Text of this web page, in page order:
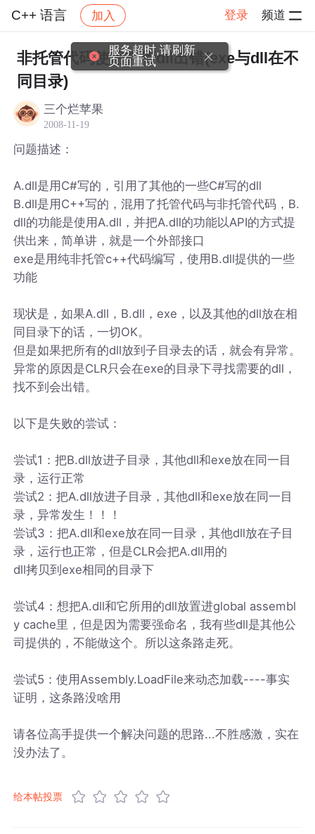
C++ 语言 加入 登录 频道
社区 C++ 语言 帖子详情
非托管代码使用托管dll出错(exe与dll在不
同目录)
三个烂苹果
2008-11-19
问题描述：
A.dll是用C#写的，引用了其他的一些C#写的dll
B.dll是用C++写的，混用了托管代码与非托管代码，B.
dll的功能是使用A.dll，并把A.dll的功能以API的方式提
供出来，简单讲，就是一个外部接口
exe是用纯非托管c++代码编写，使用B.dll提供的一些
功能
现状是，如果A.dll，B.dll，exe，以及其他的dll放在相
同目录下的话，一切OK。
但是如果把所有的dll放到子目录去的话，就会有异常。
异常的原因是CLR只会在exe的目录下寻找需要的dll，
找不到会出错。
以下是失败的尝试：
尝试1：把B.dll放进子目录，其他dll和exe放在同一目
录，运行正常
尝试2：把A.dll放进子目录，其他dll和exe放在同一目
录，异常发生！！！
尝试3：把A.dll和exe放在同一目录，其他dll放在子目
录，运行也正常，但是CLR会把A.dll用的
dll拷贝到exe相同的目录下
尝试4：想把A.dll和它所用的dll放置进global assembl
y cache里，但是因为需要强命名，我有些dll是其他公
司提供的，不能做这个。所以这条路走死。
尝试5：使用Assembly.LoadFile来动态加载----事实
证明，这条路没啥用
请各位高手提供一个解决问题的思路...不胜感激，实在
没办法了。
给本帖投票
服务超时,请刷新
页面重试